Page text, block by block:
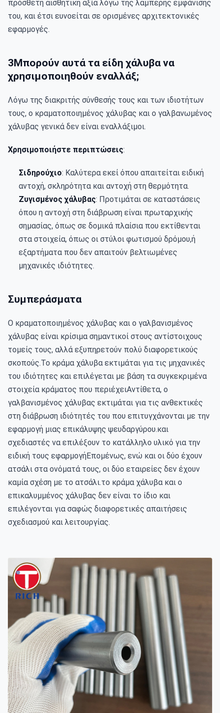
πρόσθετη αισθητική αξία λόγω της λαμπερής εμφάνισής
του, και έτσι ευνοείται σε ορισμένες αρχιτεκτονικές
εφαρμογές.
3Μπορούν αυτά τα είδη χάλυβα να
χρησιμοποιηθούν εναλλάξ;
Λόγω της διακριτής σύνθεσής τους και των ιδιοτήτων
τους, ο κραματοποιημένος χάλυβας και ο γαλβανωμένος
χάλυβας γενικά δεν είναι εναλλάξιμοι.
Χρησιμοποιήστε περιπτώσεις:
Σιδηρούχιο: Καλύτερα εκεί όπου απαιτείται ειδική
αντοχή, σκληρότητα και αντοχή στη θερμότητα.
Ζυγισμένος χάλυβας: Προτιμάται σε καταστάσεις
όπου η αντοχή στη διάβρωση είναι πρωταρχικής
σημασίας, όπως σε δομικά πλαίσια που εκτίθενται
στα στοιχεία, όπως οι στύλοι φωτισμού δρόμου,ή
εξαρτήματα που δεν απαιτούν βελτιωμένες
μηχανικές ιδιότητες.
Συμπεράσματα
Ο κραματοποιημένος χάλυβας και ο γαλβανισμένος
χάλυβας είναι κρίσιμα σημαντικοί στους αντίστοιχους
τομείς τους, αλλά εξυπηρετούν πολύ διαφορετικούς
σκοπούς.Το κράμα χάλυβα εκτιμάται για τις μηχανικές
του ιδιότητες και επιλέγεται με βάση τα συγκεκριμένα
στοιχεία κράματος που περιέχειΑντίθετα, ο
γαλβανισμένος χάλυβας εκτιμάται για τις ανθεκτικές
στη διάβρωση ιδιότητές του που επιτυγχάνονται με την
εφαρμογή μιας επικάλυψης ψευδαργύρου.και
σχεδιαστές να επιλέξουν το κατάλληλο υλικό για την
ειδική τους εφαρμογήΕπομένως, ενώ και οι δύο έχουν
ατσάλι στα ονόματά τους, οι δύο εταιρείες δεν έχουν
καμία σχέση με το ατσάλι.το κράμα χάλυβα και ο
επικαλυμμένος χάλυβας δεν είναι το ίδιο και
επιλέγονται για σαφώς διαφορετικές απαιτήσεις
σχεδιασμού και λειτουργίας.